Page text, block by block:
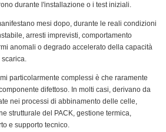
durante l'installazione o i test iniziali.
mesi dopo, durante le reali condizioni
arresti imprevisti, comportamento
anomali o degrado accelerato della capacità
particolarmente complessi è che raramente
difettoso. In molti casi, derivano da
nei processi di abbinamento delle celle,
strutturale del PACK, gestione termica,
e supporto tecnico.